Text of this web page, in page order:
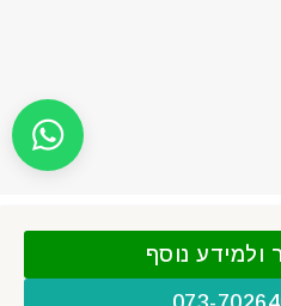
ולמידע נוסף